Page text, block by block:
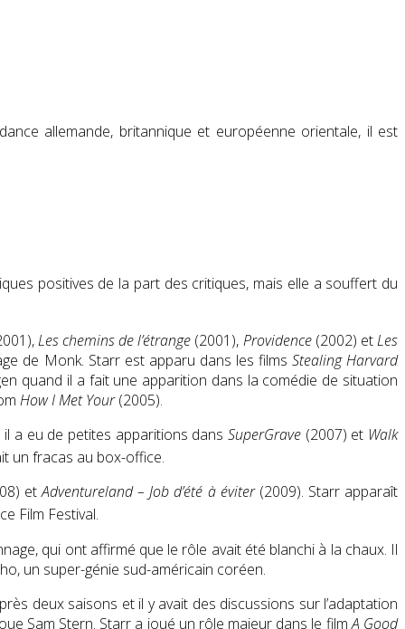
allemande, britannique et européenne orientale, il est
positives de la part des critiques, mais elle a souffert du
Les chemins de l’étrange (2001), Providence(2002) etLes
de Monk. Starr est apparu dans les films Stealing Harvard
quand il a fait une apparition dans la comédie de situation
How I Met Your(2005).
a eu de petites apparitions dans SuperGrave(2007) et Walk
un fracas au box-office.
etAdventureland – Job d’été à éviter(2009). Starr apparaît
Film Festival.
qui ont affirmé que le rôle avait été blanchi à la chaux. Il
un super-génie sud-américain coréen.
deux saisons et il y avait des discussions sur l’adaptation
Sam Stern. Starr a joué un rôle majeur dans le filmA Good